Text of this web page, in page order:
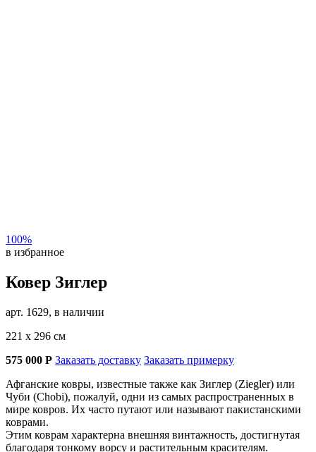
100%
в избранное
Ковер Зиглер
арт. 1629, в наличии
221 х 296 см
575 000 Р Заказать доставку Заказать примерку
Афганские ковры, известные также как Зиглер (Ziegler) или
Чуби (Chobi), пожалуй, одни из самых распространенных в
мире ковров. Их часто путают или называют пакистанскими
коврами.
Этим коврам характерна внешняя винтажность, достигнутая
благодаря тонкому ворсу и растительным красителям.